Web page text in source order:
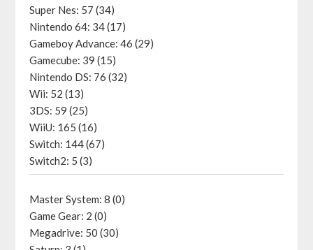
Super Nes: 57 (34)
Nintendo 64: 34 (17)
Gameboy Advance: 46 (29)
Gamecube: 39 (15)
Nintendo DS: 76 (32)
Wii: 52 (13)
3DS: 59 (25)
WiiU: 165 (16)
Switch: 144 (67)
Switch2: 5 (3)
Master System: 8 (0)
Game Gear: 2 (0)
Megadrive: 50 (30)